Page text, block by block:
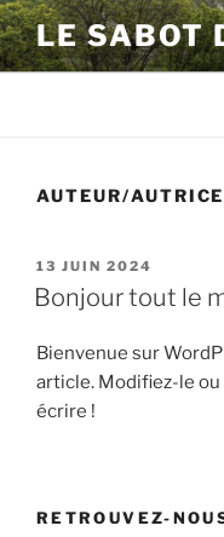
Aller
au
contenu
LE SABOT
AUTEUR/
PUBLIÉ
LE
13 JUIN 2024
Bonjour tout le
Bienvenue sur
article. Modifiez-le
écrire !
RETROUVEZ-